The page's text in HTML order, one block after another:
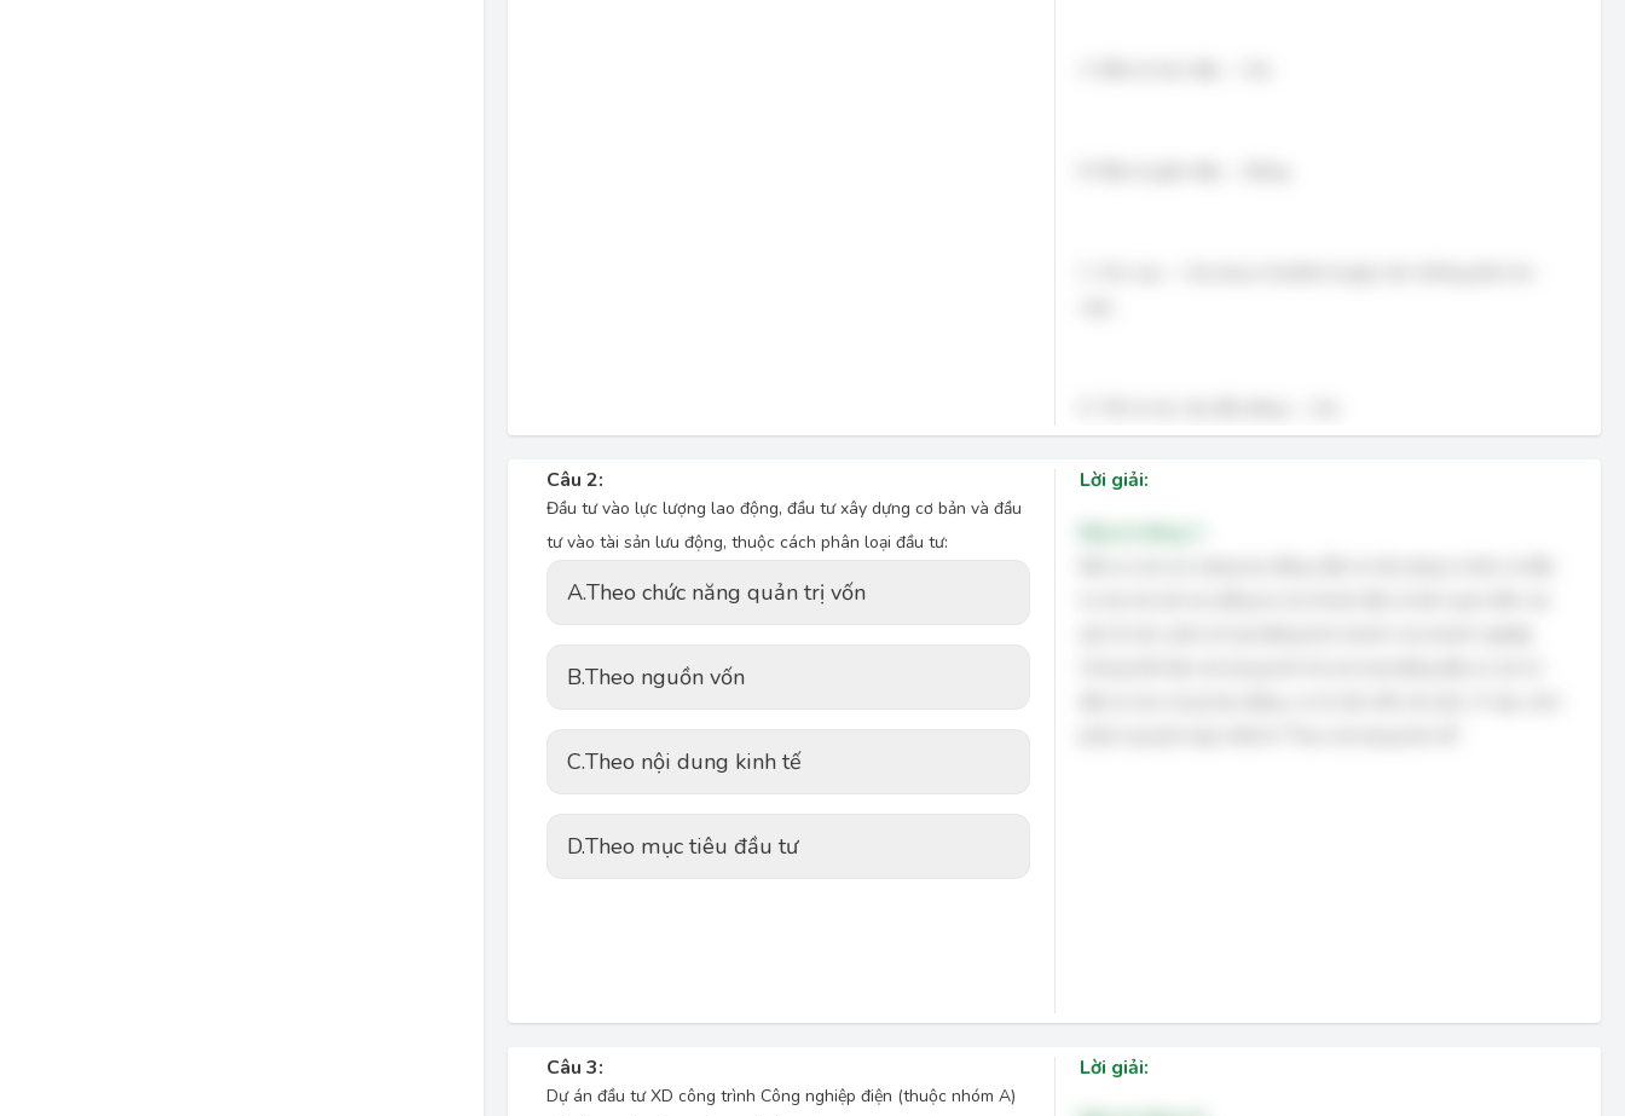
Câu 2:
Đầu tư vào lực lượng lao động, đầu tư xây dựng cơ bản và đầu
tư vào tài sản lưu động, thuộc cách phân loại đầu tư:
A.Theo chức năng quản trị vốn
B.Theo nguồn vốn
C.Theo nội dung kinh tế
D.Theo mục tiêu đầu tư
Lời giải:
Câu 3:
Dự án đầu tư XD công trình Công nghiệp điện (thuộc nhóm A)
Lời giải: